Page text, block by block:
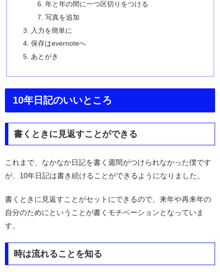
年と年の間に一つ区切りをつける
写真を追加
入力を簡単に
保存はevernoteへ
あとがき
10年日記のいいところ
書くときに見返すことができる
これまで、なかなか日記を書く週間がつけられなかった僕です
が、10年日記は書き続けることができるようになりました。
書くときに見返すことがセットにできるので、来年や再来年の
自分のためにということが書くモチベーションとなっていま
す。
時は流れることを知る